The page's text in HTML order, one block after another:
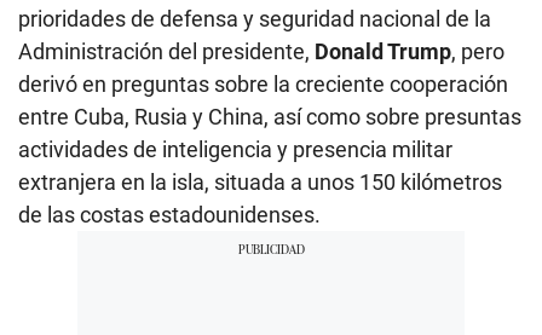
prioridades de defensa y seguridad nacional de la
Administración del presidente, Donald Trump, pero
derivó en preguntas sobre la creciente cooperación
entre Cuba, Rusia y China, así como sobre presuntas
actividades de inteligencia y presencia militar
extranjera en la isla, situada a unos 150 kilómetros
de las costas estadounidenses.